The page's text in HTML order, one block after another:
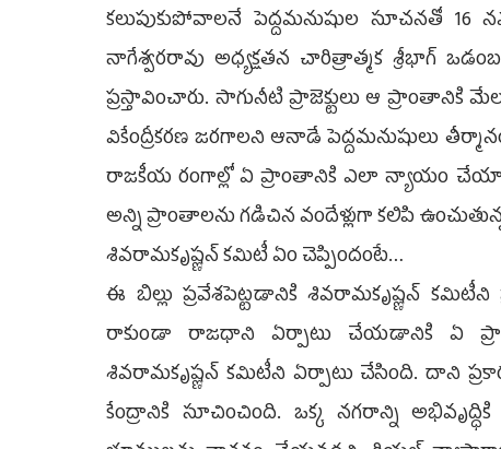
కలుపుకుపోవాలనే పెద్దమనుషుల సూచనతో 16
నాగేశ్వరరావు అధ్యక్షతన చారిత్రాత్మక శ్రీభాగ్
ప్రస్తావించారు. సాగునీటి ప్రాజెక్టులు ఆ
వికేంద్రీకరణ జరగాలని ఆనాడే పెద్దమనుషులు
రాజకీయ రంగాల్లో ఏ ప్రాంతానికి ఎలా న్యాయం
అన్ని ప్రాంతాలను గడిచిన వందేళ్లుగా కలిపి
శివరామకృష్ణన్ కమిటీ ఏం చెప్పిందంటే…
ఈ బిల్లు ప్రవేశపెట్టడానికి శివరామకృష్ణన్
రాకుండా రాజధాని ఏర్పాటు చేయడానికి ఏ
శివరామకృష్ణన్ కమిటీని ఏర్పాటు చేసింది. దాని
కేంద్రానికి సూచించింది. ఒక్క నగరాన్ని